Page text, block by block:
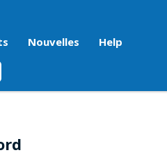
Nouvelles Help